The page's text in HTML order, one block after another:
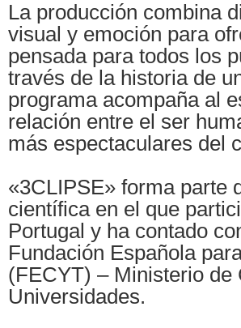
La producción combina
visual y emoción para
pensada para todos los
través de la historia de
programa acompaña al
relación entre el ser
más espectaculares del
«3CLIPSE» forma parte
científica en el que
Portugal y ha contado
Fundación Española
(FECYT) – Ministerio de
Universidades.